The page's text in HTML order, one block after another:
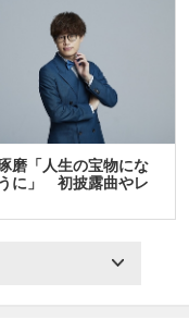
磨「人生の宝物にな
に」 初披露曲やレ